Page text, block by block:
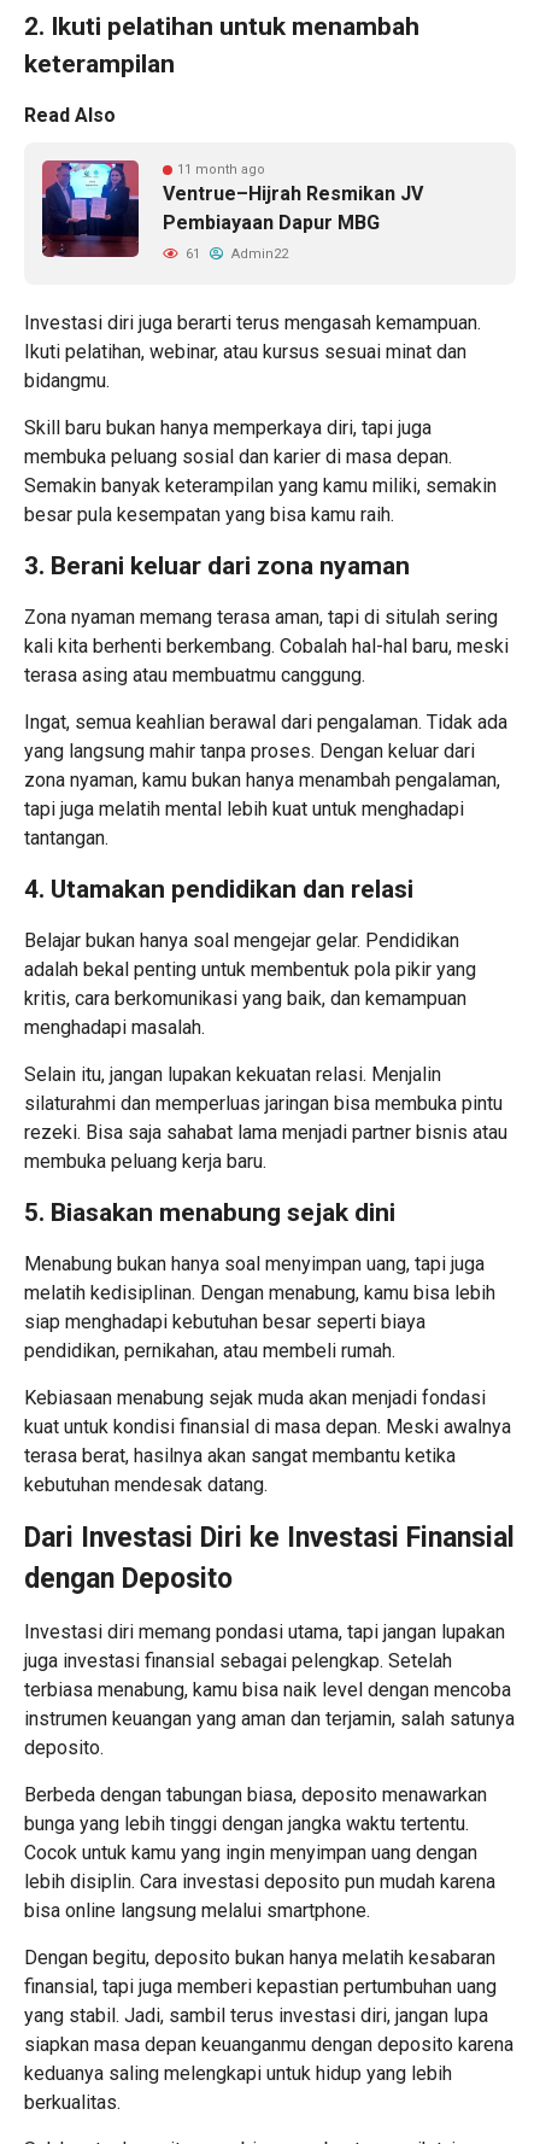
2. Ikuti pelatihan untuk menambah
keterampilan
Read Also
11 month ago
Ventrue–Hijrah Resmikan JV
Pembiayaan Dapur MBG
61 Admin22
Investasi diri juga berarti terus mengasah kemampuan.
Ikuti pelatihan, webinar, atau kursus sesuai minat dan
bidangmu.
Skill baru bukan hanya memperkaya diri, tapi juga
membuka peluang sosial dan karier di masa depan.
Semakin banyak keterampilan yang kamu miliki, semakin
besar pula kesempatan yang bisa kamu raih.
3. Berani keluar dari zona nyaman
Zona nyaman memang terasa aman, tapi di situlah sering
kali kita berhenti berkembang. Cobalah hal-hal baru, meski
terasa asing atau membuatmu canggung.
Ingat, semua keahlian berawal dari pengalaman. Tidak ada
yang langsung mahir tanpa proses. Dengan keluar dari
zona nyaman, kamu bukan hanya menambah pengalaman,
tapi juga melatih mental lebih kuat untuk menghadapi
tantangan.
4. Utamakan pendidikan dan relasi
Belajar bukan hanya soal mengejar gelar. Pendidikan
adalah bekal penting untuk membentuk pola pikir yang
kritis, cara berkomunikasi yang baik, dan kemampuan
menghadapi masalah.
Selain itu, jangan lupakan kekuatan relasi. Menjalin
silaturahmi dan memperluas jaringan bisa membuka pintu
rezeki. Bisa saja sahabat lama menjadi partner bisnis atau
membuka peluang kerja baru.
5. Biasakan menabung sejak dini
Menabung bukan hanya soal menyimpan uang, tapi juga
melatih kedisiplinan. Dengan menabung, kamu bisa lebih
siap menghadapi kebutuhan besar seperti biaya
pendidikan, pernikahan, atau membeli rumah.
Kebiasaan menabung sejak muda akan menjadi fondasi
kuat untuk kondisi finansial di masa depan. Meski awalnya
terasa berat, hasilnya akan sangat membantu ketika
kebutuhan mendesak datang.
Dari Investasi Diri ke Investasi Finansial
dengan Deposito
Investasi diri memang pondasi utama, tapi jangan lupakan
juga investasi finansial sebagai pelengkap. Setelah
terbiasa menabung, kamu bisa naik level dengan mencoba
instrumen keuangan yang aman dan terjamin, salah satunya
deposito.
Berbeda dengan tabungan biasa, deposito menawarkan
bunga yang lebih tinggi dengan jangka waktu tertentu.
Cocok untuk kamu yang ingin menyimpan uang dengan
lebih disiplin. Cara investasi deposito pun mudah karena
bisa online langsung melalui smartphone.
Dengan begitu, deposito bukan hanya melatih kesabaran
finansial, tapi juga memberi kepastian pertumbuhan uang
yang stabil. Jadi, sambil terus investasi diri, jangan lupa
siapkan masa depan keuanganmu dengan deposito karena
keduanya saling melengkapi untuk hidup yang lebih
berkualitas.